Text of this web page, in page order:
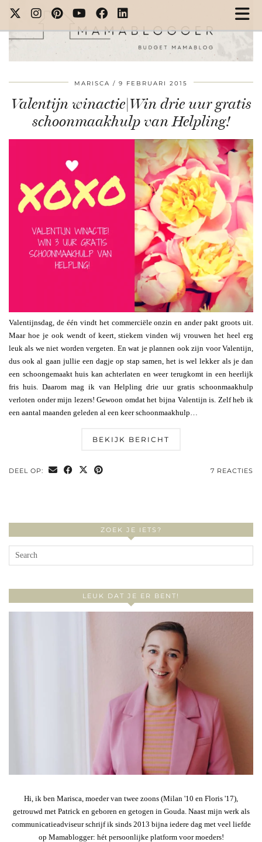
MARISCA 9 FEBRUARI 2015
Valentijn winactie|Win drie uur gratis
schoonmaakhulp van Helpling!
Valentijnsdag, de één vindt het commerciële onzin en ander pakt groots uit.
Maar hoe je ook wendt of keert, stiekem vinden wij vrouwen het heel erg
leuk als we niet worden vergeten. En wat je plannen ook zijn voor Valentijn,
dus ook al gaan jullie een dagje op stap samen, het is wel lekker als je dan
een schoongemaakt huis kan achterlaten en weer terugkomt in een heerlijk
fris huis. Daarom mag ik van Helpling drie uur gratis schoonmaakhulp
verloten onder mijn lezers! Gewoon omdat het bijna Valentijn is. Zelf heb ik
een aantal maanden geleden al een keer schoonmaakhulp…
BEKIJK BERICHT
DEEL OP: 7 REACTIES
ZOEK JE IETS?
LEUK DAT JE ER BENT!
Hi, ik ben Marisca, moeder van twee zoons (Milan '10 en Floris '17),
getrouwd met Patrick en geboren en getogen in Gouda. Naast mijn werk als
communicatieadviseur schrijf ik sinds 2013 bijna iedere dag met veel liefde
op Mamablogger: hét persoonlijke platform voor moeders!